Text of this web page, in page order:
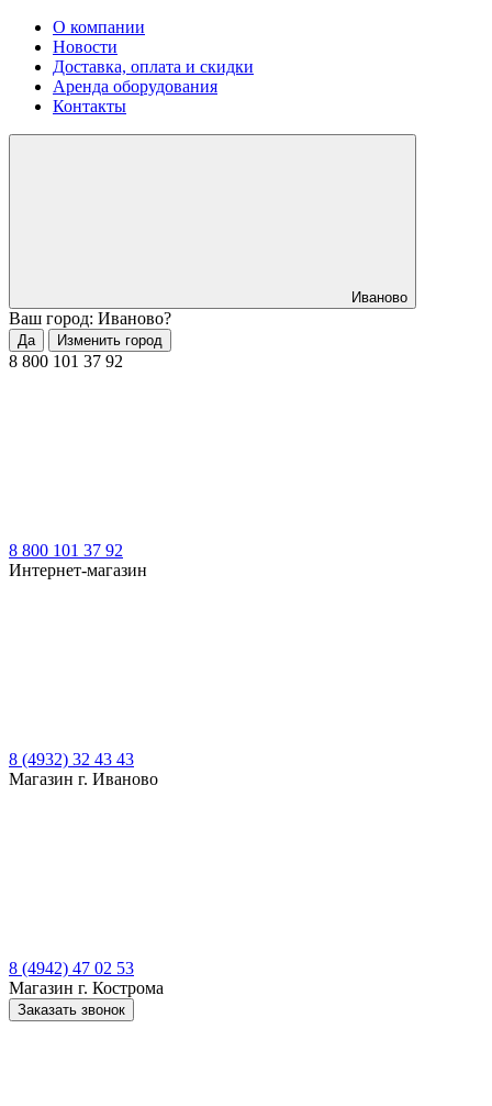
О компании
Новости
Доставка, оплата и скидки
Аренда оборудования
Контакты
Иваново
Ваш город: Иваново?
Да Изменить город
8 800 101 37 92
8 800 101 37 92
Интернет-магазин
8 (4932) 32 43 43
Магазин г. Иваново
8 (4942) 47 02 53
Магазин г. Кострома
Заказать звонок